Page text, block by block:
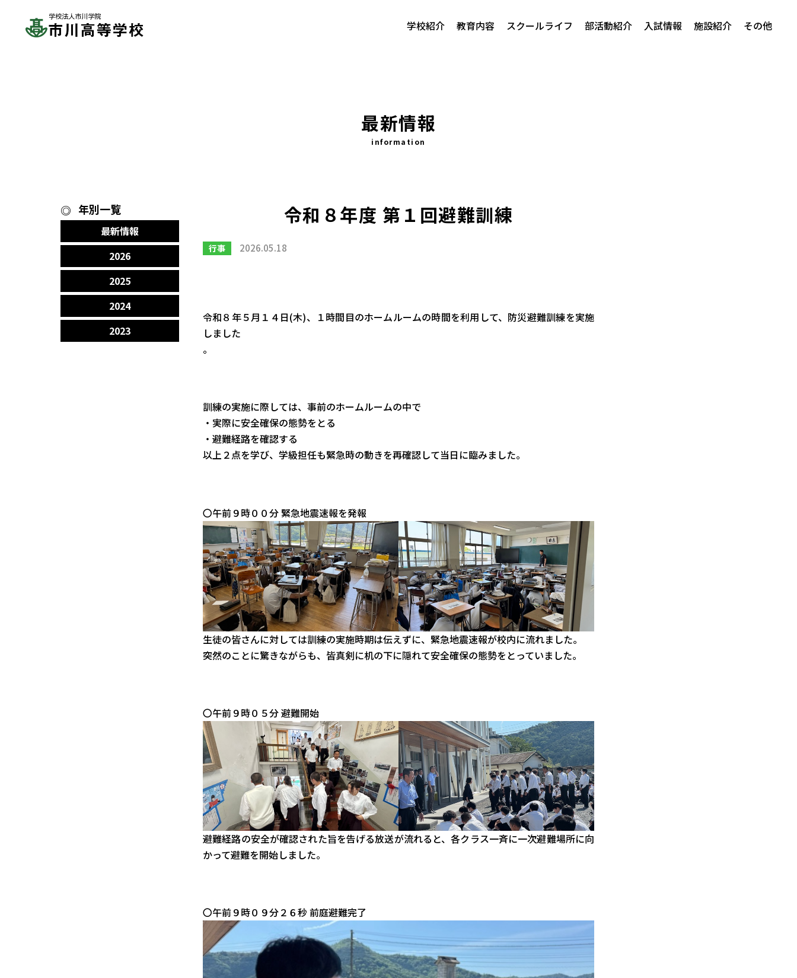
学校紹介 教育内容 スクールライフ 部活動紹介 入試情報 施設紹介 その他
最新情報
information
年別一覧
最新情報
2026
2025
2024
2023
令和８年度 第１回避難訓練
行事 2026.05.18
令和８年５月１４日(木)、１時間目のホームルームの時間を利用して、防災避難訓練を実施
しました
。
訓練の実施に際しては、事前のホームルームの中で
・実際に安全確保の態勢をとる
・避難経路を確認する
以上２点を学び、学級担任も緊急時の動きを再確認して当日に臨みました。
〇午前９時００分 緊急地震速報を発報
生徒の皆さんに対しては訓練の実施時期は伝えずに、緊急地震速報が校内に流れました。
突然のことに驚きながらも、皆真剣に机の下に隠れて安全確保の態勢をとっていました。
〇午前９時０５分 避難開始
避難経路の安全が確認された旨を告げる放送が流れると、各クラス一斉に一次避難場所に向
かって避難を開始しました。
〇午前９時０９分２６秒 前庭避難完了